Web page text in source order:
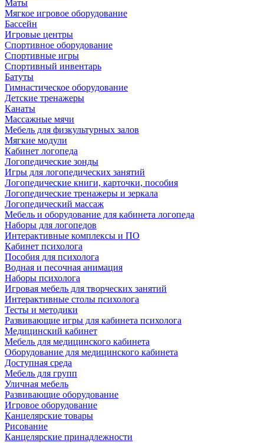
Маты
Мягкое игровое оборудование
Бассейн
Игровые центры
Спортивное оборудование
Спортивные игры
Спортивный инвентарь
Батуты
Гимнастическое оборудование
Детские тренажеры
Канаты
Массажные мячи
Мебель для физкультурных залов
Мягкие модули
Кабинет логопеда
Логопедические зонды
Игры для логопедических занятий
Логопедические книги, карточки, пособия
Логопедические тренажеры и зеркала
Логопедический массаж
Мебель и оборудование для кабинета логопеда
Наборы для логопедов
Интерактивные комплексы и ПО
Кабинет психолога
Пособия для психолога
Водная и песочная анимация
Наборы психолога
Игровая мебель для творческих занятий
Интерактивные столы психолога
Тесты и методики
Развивающие игры для кабинета психолога
Медицинский кабинет
Мебель для медицинского кабинета
Оборудование для медицинского кабинета
Доступная среда
Мебель для групп
Уличная мебель
Развивающие оборудование
Игровое оборудование
Канцелярские товары
Рисование
Канцелярские принадлежности